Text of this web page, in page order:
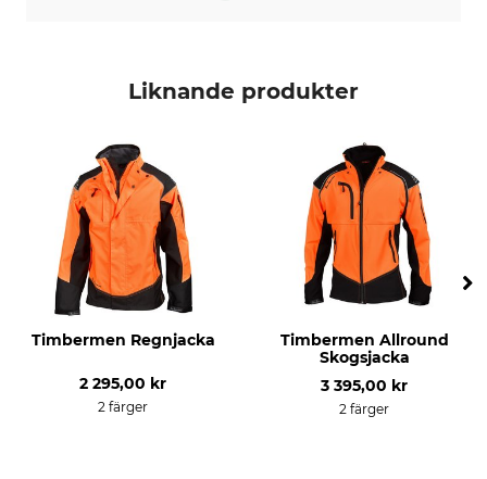
Vindtäthet
vindtät
svart-orange
Klädstorlek
Liknande produkter
Timbermen Regnjacka
2 295,00 kr
2 färger
Timbermen Allround
Skogsjacka
3 395,00 kr
2 färger